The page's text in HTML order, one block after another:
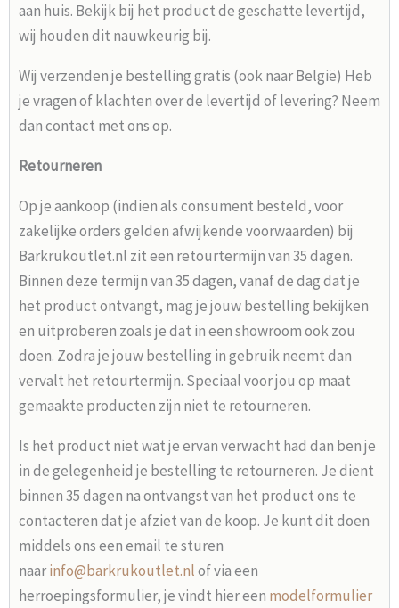
aan huis. Bekijk bij het product de geschatte levertijd,
wij houden dit nauwkeurig bij.
Wij verzenden je bestelling gratis (ook naar België) Heb
je vragen of klachten over de levertijd of levering? Neem
dan contact met ons op.
Retourneren
Op je aankoop (indien als consument besteld, voor
zakelijke orders gelden afwijkende voorwaarden) bij
Barkrukoutlet.nl zit een retourtermijn van 35 dagen.
Binnen deze termijn van 35 dagen, vanaf de dag dat je
het product ontvangt, mag je jouw bestelling bekijken
en uitproberen zoals je dat in een showroom ook zou
doen. Zodra je jouw bestelling in gebruik neemt dan
vervalt het retourtermijn. Speciaal voor jou op maat
gemaakte producten zijn niet te retourneren.
Is het product niet wat je ervan verwacht had dan ben je
in de gelegenheid je bestelling te retourneren. Je dient
binnen 35 dagen na ontvangst van het product ons te
contacteren dat je afziet van de koop. Je kunt dit doen
middels ons een email te sturen
naarinfo@barkrukoutlet.nlof via een
herroepingsformulier, je vindt hier een modelformulier